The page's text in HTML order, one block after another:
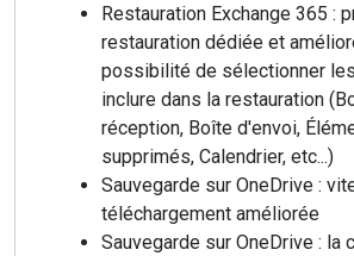
Restauration Exchange 365 :
restauration dédiée et
possibilité de sélectionner
inclure dans la restauration
réception, Boîte d'envoi,
supprimés, Calendrier, etc...)
Sauvegarde sur OneDrive :
téléchargement améliorée
Sauvegarde sur OneDrive : la